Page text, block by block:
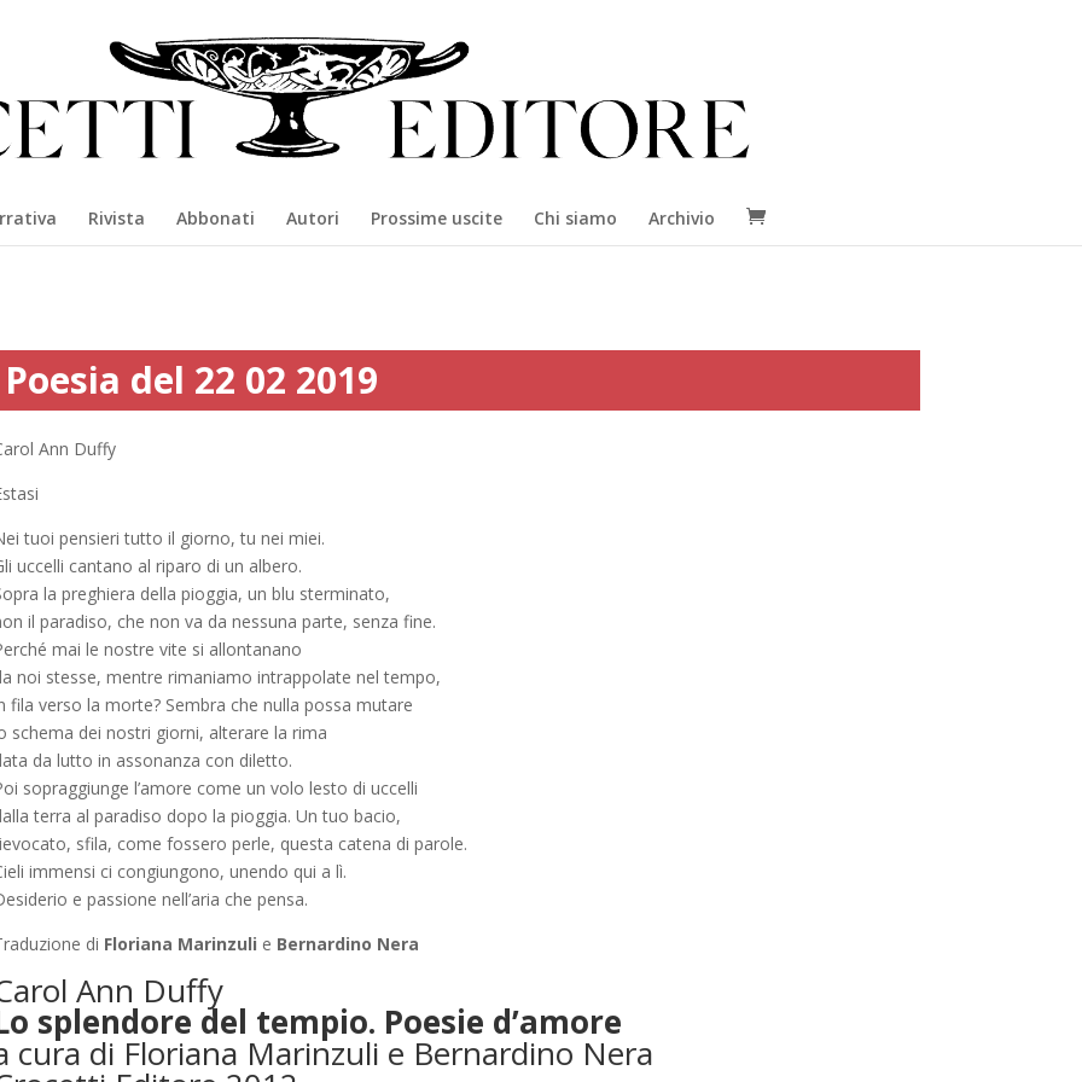
Rivista Abbonati Autori Prossime uscite Chi siamo Archivio
Poesia del 22 02 2019
Ann Duffy
tuoi pensieri tutto il giorno, tu nei miei.
uccelli cantano al riparo di un albero.
la preghiera della pioggia, un blu sterminato,
il paradiso, che non va da nessuna parte, senza fine.
mai le nostre vite si allontanano
noi stesse, mentre rimaniamo intrappolate nel tempo,
fila verso la morte? Sembra che nulla possa mutare
schema dei nostri giorni, alterare la rima
da lutto in assonanza con diletto.
sopraggiunge l’amore come un volo lesto di uccelli
terra al paradiso dopo la pioggia. Un tuo bacio,
sfila, come fossero perle, questa catena di parole.
immensi ci congiungono, unendo qui a lì.
e passione nell’aria che pensa.
di Floriana Marinzuli e Bernardino Nera
Ann Duffy
splendore del tempio. Poesie d’amore
cura di Floriana Marinzuli e Bernardino Nera